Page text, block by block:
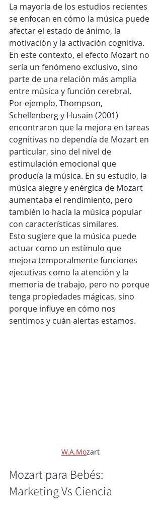
La mayoría de los estudios recientes
se enfocan en cómo la música puede
afectar el estado de ánimo, la
motivación y la activación cognitiva.
En este contexto, el efecto Mozart no
sería un fenómeno exclusivo, sino
parte de una relación más amplia
entre música y función cerebral.
Por ejemplo, Thompson,
Schellenberg y Husain (2001)
encontraron que la mejora en tareas
cognitivas no dependía de Mozart en
particular, sino del nivel de
estimulación emocional que
producía la música. En su estudio, la
música alegre y enérgica de Mozart
aumentaba el rendimiento, pero
también lo hacía la música popular
con características similares.
Esto sugiere que la música puede
actuar como un estímulo que
mejora temporalmente funciones
ejecutivas como la atención y la
memoria de trabajo, pero no porque
tenga propiedades mágicas, sino
porque influye en cómo nos
sentimos y cuán alertas estamos.
W.A.Mozart
Mozart para Bebés:
Marketing Vs Ciencia